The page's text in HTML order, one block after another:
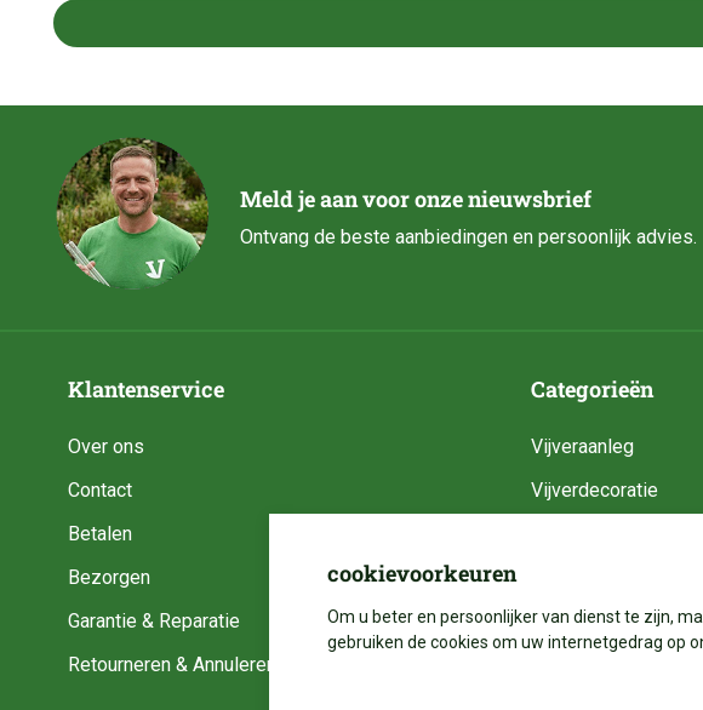
Meld je aan voor onze nieuwsbrief
Ontvang de beste aanbiedingen en persoonlijk advies.
Klantenservice
Over ons
Contact
Betalen
Bezorgen
Garantie & Reparatie
Retourneren & Annuleren
Categorieën
Vijveraanleg
Vijverdecoratie
cookievoorkeuren
Om u beter en persoonlijker van dienst te zijn,
gebruiken de cookies om uw internetgedrag op